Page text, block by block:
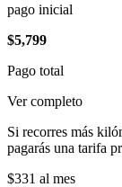
pago inicial
$5,799
Pago total
Ver completo
Si recorres más
pagarás una tarifa
$331 al mes